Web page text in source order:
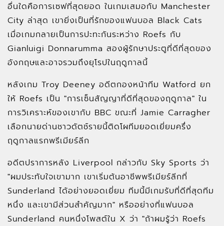
อื่นใดคือการเซฟที่สุดยอด ในเกมเสมอกับ Manchester
City ล่าสุด เขายิ่งเป็นที่รักของแฟนบอล Black Cats
เมื่อเกมกลายเป็นการปะทะกันระหว่าง Roefs กับ
Gianluigi Donnarumma สองผู้รักษาประตูที่ดีที่สุดของ
อังกฤษและอาจรวมถึงยุโรปในฤดูกาลนี้
หลังเกม Troy Deeney อดีตกองหน้าทีม Watford ยก
ให้ Roefs เป็น "การเซ็นสัญญาที่ดีที่สุดของฤดูกาล" ใน
การวิเคราะห์ของเขากับ BBC ขณะที่ Jamie Carragher
เลือกนายด่านชาวดัตช์รายนี้ติดโผทีมยอดเยี่ยมครึ่ง
ฤดูกาลแรกพรีเมียร์ลีก
อดีตปราการหลัง Liverpool กล่าวกับ Sky Sports ว่า
"ผมประทับใจเขามาก เขาเริ่มต้นอาชีพพรีเมียร์ลีกที่
Sunderland ได้อย่างยอดเยี่ยม ทีมนี้มีเกมรับที่ดีที่สุดทีม
หนึ่ง และเขามีส่วนสำคัญมาก" หรืออย่างที่แฟนบอล
Sunderland คนหนึ่งโพสต์ใน X ว่า "ถ้าผมรู้ว่า Roefs